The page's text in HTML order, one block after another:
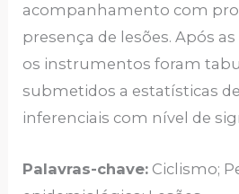
acompanhamento com
presença de lesões. Após
os instrumentos foram
submetidos a estatísticas
inferenciais com nível de
Palavras-chave: Ciclismo;